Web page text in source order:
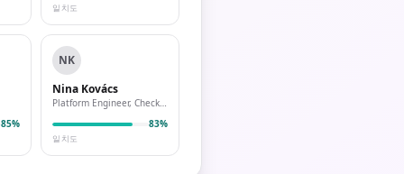
일치도
85%
NK
Nina Kovács
Platform Engineer, Checkout.com
83%
일치도